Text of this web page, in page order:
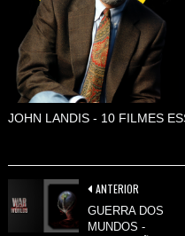
JOHN LANDIS - 10 FILMES
ANTERIOR
GUERRA DOS
MUNDOS -